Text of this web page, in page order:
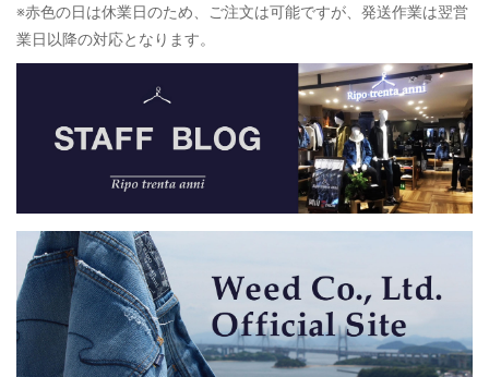
※赤色の日は休業日のため、ご注文は可能ですが、発送作業は翌営
業日以降の対応となります。